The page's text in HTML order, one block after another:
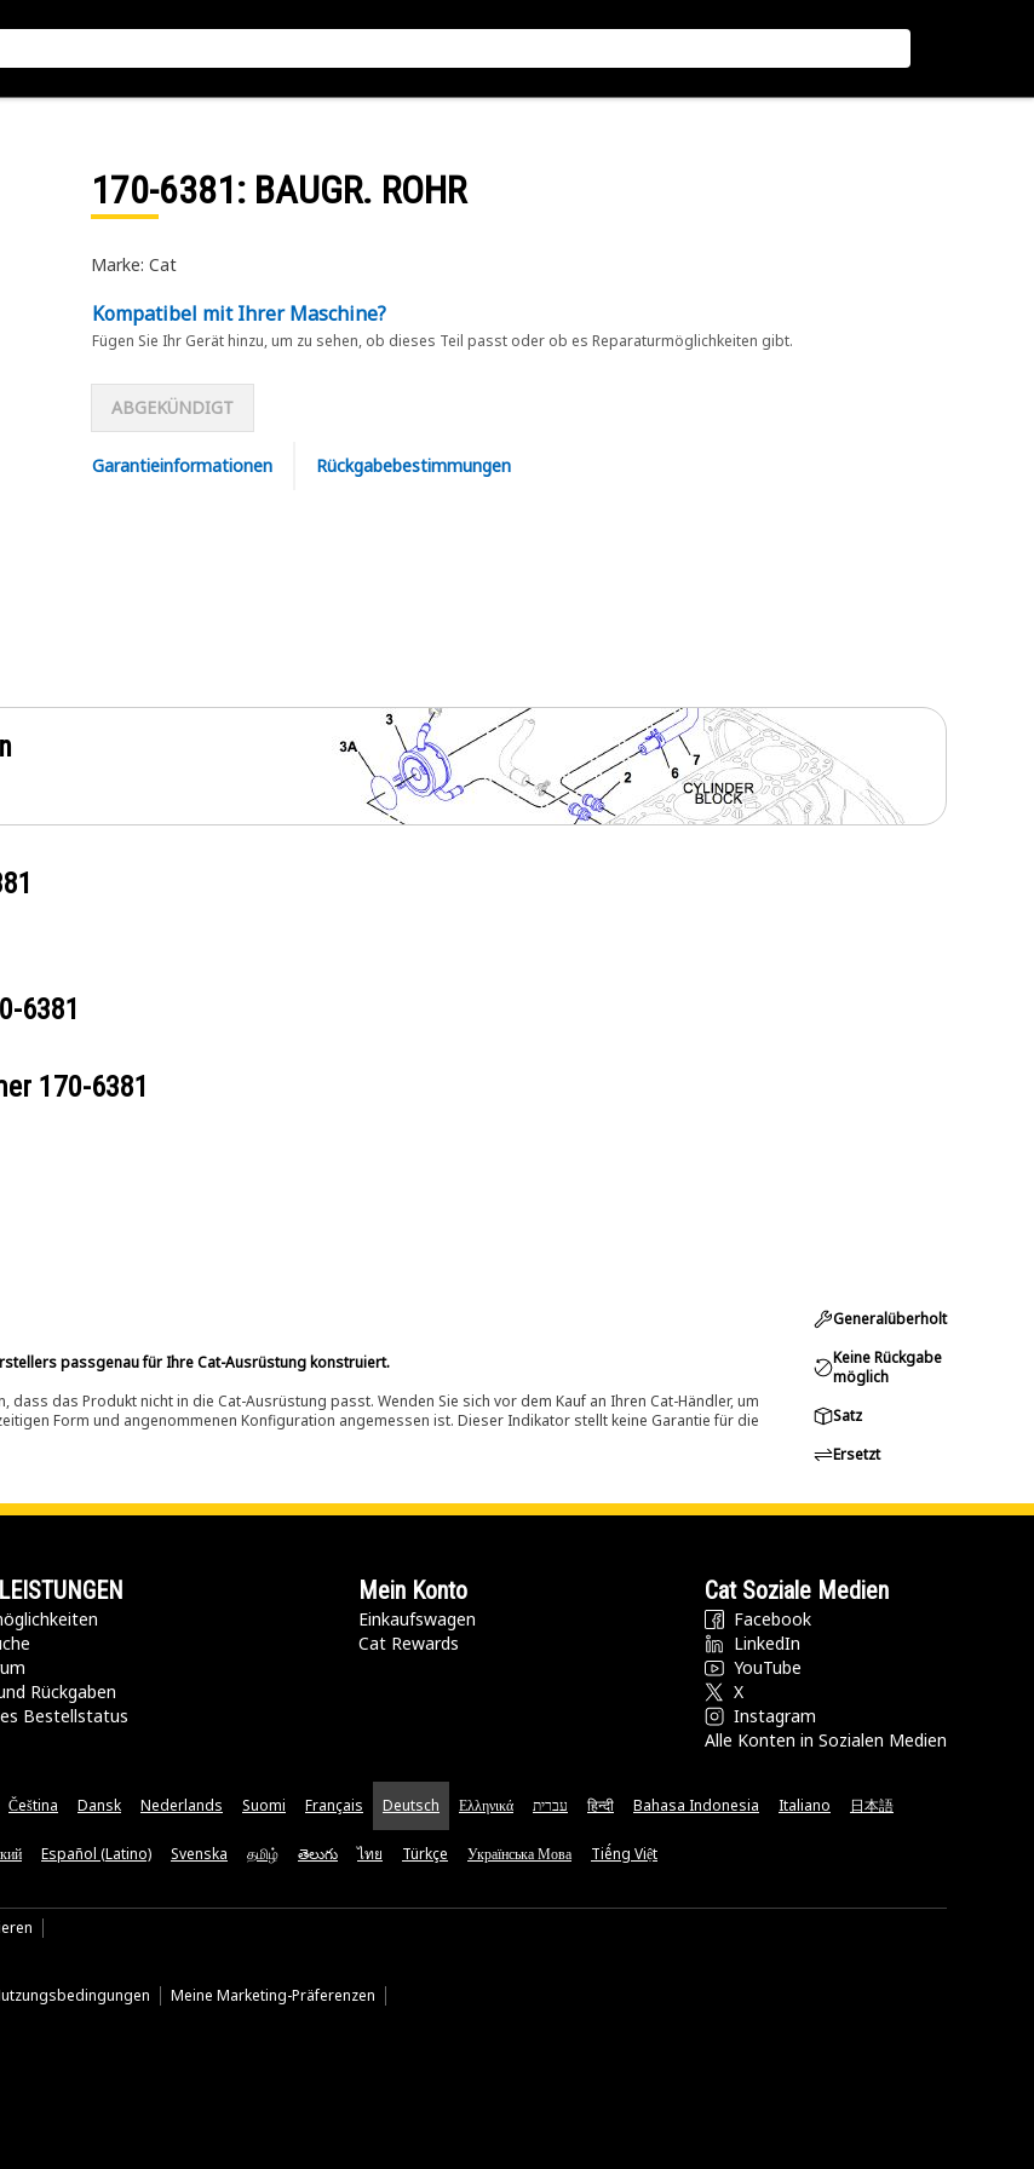
170-6381: BAUGR. ROHR
Marke: Cat
Kompatibel mit Ihrer Maschine?
Fügen Sie Ihr Gerät hinzu, um zu sehen, ob dieses Teil passt oder ob es Reparaturmöglichkeiten gibt.
ABGEKÜNDIGT
Garantieinformationen Rückgabebestimmungen
6381
170-6381
passgenau für Ihre Cat-Ausrüstung konstruiert.
das Produkt nicht in die Cat-Ausrüstung passt. Wenden Sie sich vor dem Kauf an Ihren Cat-Händler, um
Form und angenommenen Konfiguration angemessen ist. Dieser Indikator stellt keine Garantie für die
Generalüberholt
Keine Rückgabe
möglich
Satz
Ersetzt
Rückgaben
Bestellstatus
Mein Konto
Einkaufswagen
Cat Rewards
Cat Soziale Medien
Facebook
LinkedIn
YouTube
X
Instagram
Alle Konten in Sozialen Medien
Čeština Dansk Nederlands Suomi Français Deutsch Ελληνικά עברית हिन्दी Bahasa Indonesia Italiano 日本語
Español (Latino) Svenska தமிழ் తెలుగు ไทย Türkçe Українська Мова Tiếng Việt
Meine Marketing-Präferenzen